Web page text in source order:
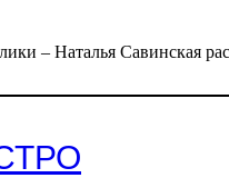
– Наталья Савинская